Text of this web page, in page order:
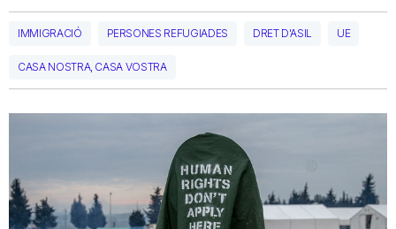
IMMIGRACIÓ PERSONES REFUGIADES DRET D'ASIL UE
CASA NOSTRA, CASA VOSTRA